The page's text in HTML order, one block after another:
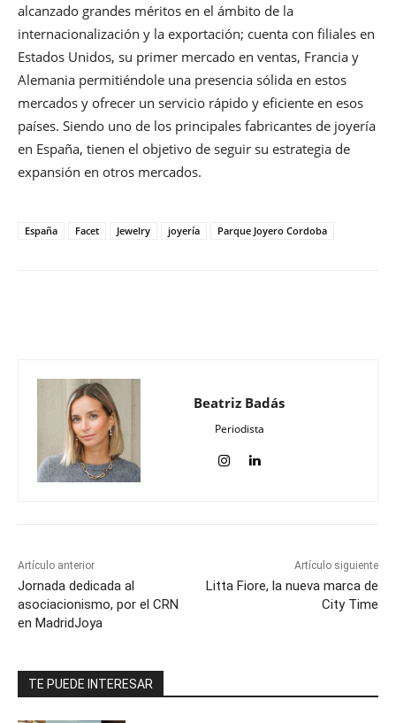
alcanzado grandes méritos en el ámbito de la
internacionalización y la exportación; cuenta con filiales en
Estados Unidos, su primer mercado en ventas, Francia y
Alemania permitiéndole una presencia sólida en estos
mercados y ofrecer un servicio rápido y eficiente en esos
países. Siendo uno de los principales fabricantes de joyería
en España, tienen el objetivo de seguir su estrategia de
expansión en otros mercados.
España Facet Jewelry joyería Parque Joyero Cordoba
Beatriz Badás
Periodista
Artículo anterior
Jornada dedicada al
asociacionismo, por el CRN
en MadridJoya
Artículo siguiente
Litta Fiore, la nueva marca de
City Time
TE PUEDE INTERESAR